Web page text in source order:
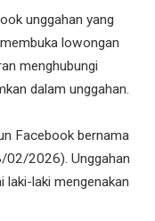
unggahan yang
lowongan
menghubungi
dalam unggahan.
Facebook bernama
02/2026). Unggahan
laki-laki mengenakan